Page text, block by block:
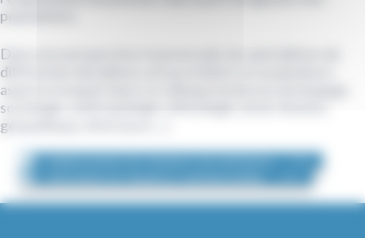
populations.
Dans une perspective transversale, les spécialistes de
différentes disciplines ont pu éclairer un ou plusieurs
aspects évoqués dans ce colloque (sciences du langage,
sociologie, anthropologie, ethnologie, droit, histoire,
géopolitique, littérature…).
AMBASSADE DE FRANCE EN GÉORGIE
UNIVERSITÉ FRANCO-GÉORGIENNE